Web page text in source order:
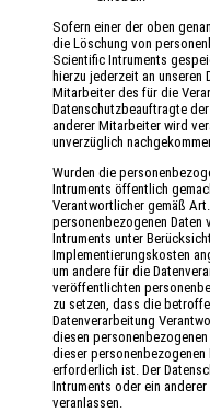
Sofern einer der oben
die Löschung von
Scientific Intruments
hierzu jederzeit an unseren
Mitarbeiter des für die
Datenschutzbeauftragte
anderer Mitarbeiter wird
unverzüglich
Wurden die
Intruments öffentlich
Verantwortlicher gemäß
personenbezogenen
Intruments unter
Implementierungskosten
um andere für die
veröffentlichten
zu setzen, dass die
Datenverarbeitung
diesen
dieser
erforderlich ist. Der
Intruments oder ein
veranlassen.